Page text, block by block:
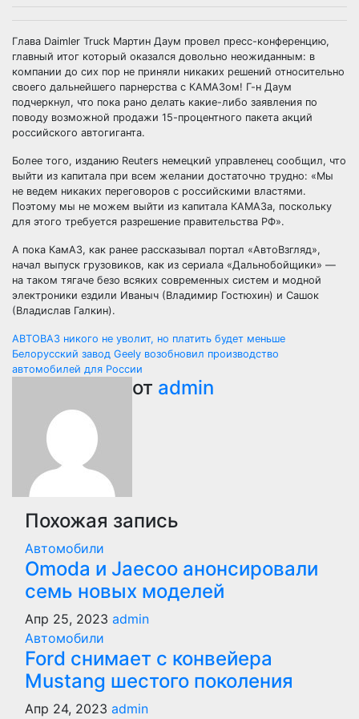
Глава Daimler Truck Мартин Даум провел пресс-конференцию,
главный итог который оказался довольно неожиданным: в
компании до сих пор не приняли никаких решений относительно
своего дальнейшего парнерства с КАМАЗом! Г-н Даум
подчеркнул, что пока рано делать какие-либо заявления по
поводу возможной продажи 15-процентного пакета акций
российского автогиганта.
Более того, изданию Reuters немецкий управленец сообщил, что
выйти из капитала при всем желании достаточно трудно: «Мы
не ведем никаких переговоров с российскими властями.
Поэтому мы не можем выйти из капитала КАМАЗа, поскольку
для этого требуется разрешение правительства РФ».
А пока КамАЗ, как ранее рассказывал портал «АвтоВзгляд»,
начал выпуск грузовиков, как из сериала «Дальнобойщики» —
на таком тягаче безо всяких современных систем и модной
электроники ездили Иваныч (Владимир Гостюхин) и Сашок
(Владислав Галкин).
Навигация
по
записям
АВТОВАЗ никого не уволит, но платить будет меньше
Белорусский завод Geely возобновил производство
автомобилей для России
от admin
Похожая запись
Автомобили
Оmoda и Jaecoo анонсировали
семь новых моделей
Апр 25, 2023 admin
Автомобили
Ford снимает с конвейера
Mustang шестого поколения
Апр 24, 2023 admin